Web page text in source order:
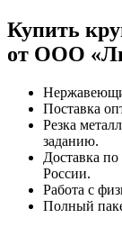
Купить
от ООО
Поставка
Резка
заданию.
Доставка
России.
Работа с
Полный